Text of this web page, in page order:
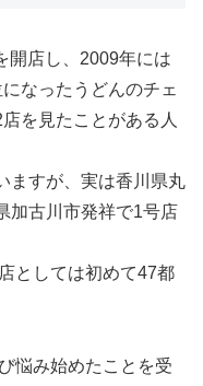
開店し、2009年には
なったうどんのチェ
を見たことがある人
ますが、実は香川県丸
加古川市発祥で1号店
としては初めて47都
悩み始めたことを受